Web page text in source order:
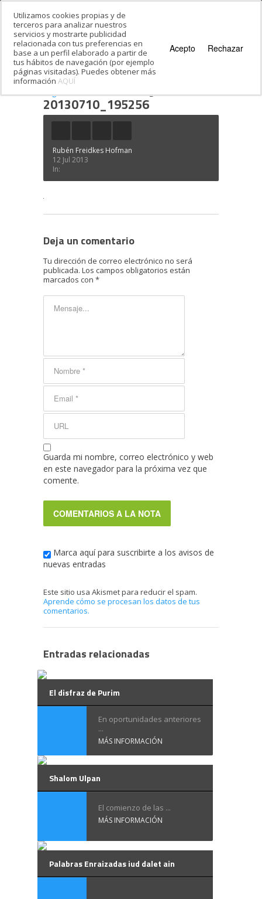
Estás en:
segunda semana · 20130710_195256
20130710_195256
Rubén Freidkes Hofman
12 Jul 2013
In:
Deja un comentario
Tu dirección de correo electrónico no será
publicada. Los campos obligatorios están
marcados con *
Guarda mi nombre, correo electrónico y web
en este navegador para la próxima vez que
comente.
Marca aquí para suscribirte a los avisos de
nuevas entradas
Este sitio usa Akismet para reducir el spam.
Aprende cómo se procesan los datos de tus
comentarios.
Entradas relacionadas
El disfraz de Purim
En oportunidades anteriores
...
MÁS INFORMACIÓN
Shalom Ulpan
El comienzo de las ...
MÁS INFORMACIÓN
Palabras Enraizadas iud dalet ain
Utilizamos cookies propias y de
terceros para analizar nuestros
servicios y mostrarte publicidad
relacionada con tus preferencias en
base a un perfil elaborado a partir de
tus hábitos de navegación (por ejemplo
páginas visitadas). Puedes obtener más
información AQUÍ
Acepto Rechazar